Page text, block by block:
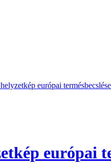
európai
európai